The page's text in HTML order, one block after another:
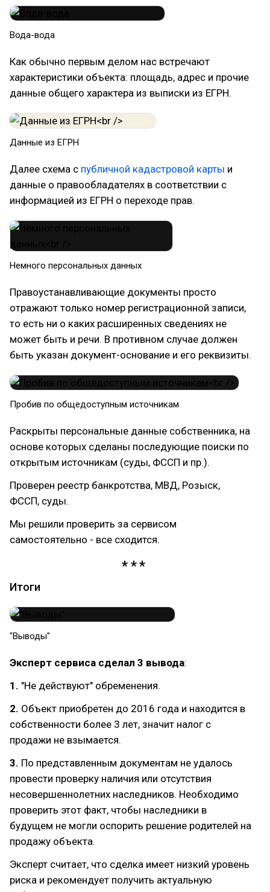
Вода-вода
Как обычно первым делом нас встречают
характеристики объекта: площадь, адрес и прочие
данные общего характера из выписки из ЕГРН.
Данные из ЕГРН
Далее схема с публичной кадастровой карты и
данные о правообладателях в соответствии с
информацией из ЕГРН о переходе прав.
Немного персональных данных
Правоустанавливающие документы просто
отражают только номер регистрационной записи,
то есть ни о каких расширенных сведениях не
может быть и речи. В противном случае должен
быть указан документ-основание и его реквизиты.
Пробив по общедоступным источникам
Раскрыты персональные данные собственника, на
основе которых сделаны последующие поиски по
открытым источникам (суды, ФССП и пр.).
Проверен реестр банкротства, МВД, Розыск,
ФССП, суды.
Мы решили проверить за сервисом
самостоятельно - все сходится.
Итоги
"Выводы"
Эксперт сервиса сделал 3 вывода:
1. "Не действуют" обременения.
2. Объект приобретен до 2016 года и находится в
собственности более 3 лет, значит налог с
продажи не взымается.
3. По представленным документам не удалось
провести проверку наличия или отсутствия
несовершеннолетних наследников. Необходимо
проверить этот факт, чтобы наследники в
будущем не могли оспорить решение родителей на
продажу объекта.
Эксперт считает, что сделка имеет низкий уровень
риска и рекомендует получить актуальную